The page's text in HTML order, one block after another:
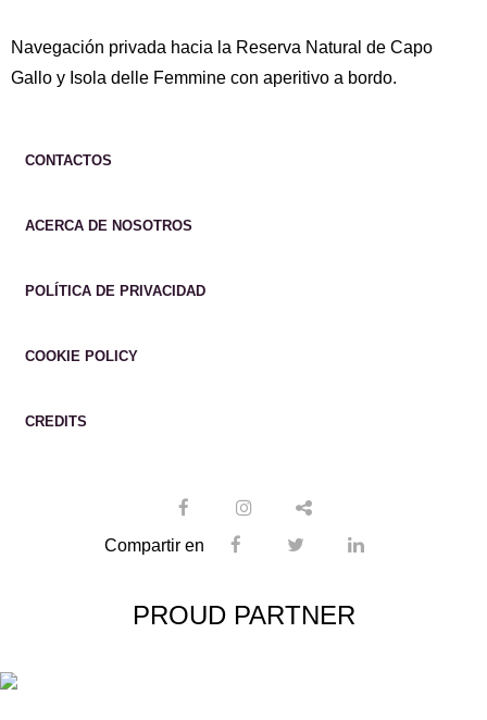
Navegación privada hacia la Reserva Natural de Capo
Gallo y Isola delle Femmine con aperitivo a bordo.
CONTACTOS
ACERCA DE NOSOTROS
POLÍTICA DE PRIVACIDAD
COOKIE POLICY
CREDITS
Compartir en
PROUD PARTNER